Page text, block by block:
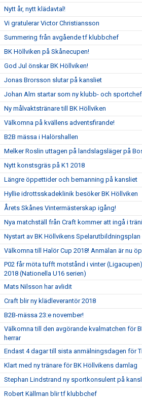
Nytt år, nytt klädavtal!
Vi gratulerar Victor Christiansson
Summering från avgående tf klubbchef
BK Höllviken på Skånecupen!
God Jul önskar BK Höllviken!
Jonas Brorsson slutar på kansliet
Johan Alm startar som ny klubb- och sportchef
Ny målvaktstränare till BK Höllviken
Välkomna på kvällens adventsfirande!
B2B mässa i Halörshallen
Melker Roslin uttagen på landslagsläger på
Nytt konstsgräs på K1 2018
Längre öppettider och bemanning på kansliet
Hyllie idrottsskadeklinik besöker BK Höllviken
Årets Skånes Vintermästerskap igång!
Nya matchställ från Craft kommer att ingå i
Nystart av BK Höllvikens Spelarutbildningsplan
Välkomna till Halör Cup 2018! Anmälan är nu
P02 får möta tufft motstånd i vinter
2018 (Nationella U16 serien)
Mats Nilsson har avlidit
Craft blir ny klädleverantör 2018
B2B-mässa 23:e november!
Välkomna till den avgörande kvalmatchen för
herrar
Endast 4 dagar till sista anmälningsdagen för
Klart med ny tränare för BK Höllvikens damlag
Stephan Lindstrand ny sportkonsulent på
Robert Källman blir tf klubbchef